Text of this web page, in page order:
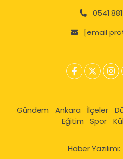
0541
[email
Gündem Ankara İlçeler
Eğitim
Spor
Haber Yazılımı: